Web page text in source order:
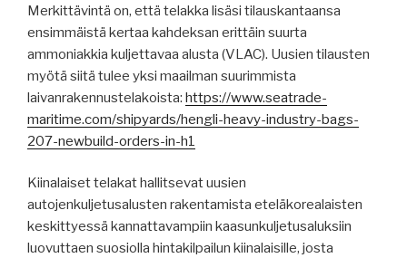
Merkittävintä on, että telakka lisäsi tilauskantaansa
ensimmäistä kertaa kahdeksan erittäin suurta
ammoniakkia kuljettavaa alusta (VLAC). Uusien tilausten
myötä siitä tulee yksi maailman suurimmista
laivanrakennustelakoista: https://www.seatrade-
maritime.com/shipyards/hengli-heavy-industry-bags-
207-newbuild-orders-in-h1
Kiinalaiset telakat hallitsevat uusien
autojenkuljetusalusten rakentamista eteläkorealaisten
keskittyessä kannattavampiin kaasunkuljetusaluksiin
luovuttaen suosiolla hintakilpailun kiinalaisille, josta